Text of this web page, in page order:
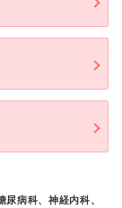
病科、神経内科、